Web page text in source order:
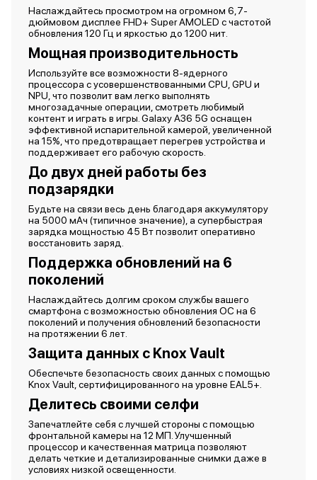
Наслаждайтесь просмотром на огромном 6,7-
дюймовом дисплее FHD+ Super AMOLED с частотой
обновления 120 Гц и яркостью до 1200 нит.
Мощная производительность
Используйте все возможности 8-ядерного
процессора с усовершенствованными CPU, GPU и
NPU, что позволит вам легко выполнять
многозадачные операции, смотреть любимый
контент и играть в игры. Galaxy A36 5G оснащен
эффективной испарительной камерой, увеличенной
на 15%, что предотвращает перегрев устройства и
поддерживает его рабочую скорость.
До двух дней работы без
подзарядки
Будьте на связи весь день благодаря аккумулятору
на 5000 мАч (типичное значение), а супербыстрая
зарядка мощностью 45 Вт позволит оперативно
восстановить заряд.
Поддержка обновлений на 6
поколений
Наслаждайтесь долгим сроком службы вашего
смартфона с возможностью обновления ОС на 6
поколений и получения обновлений безопасности
на протяжении 6 лет.
Защита данных с Knox Vault
Обеспечьте безопасность своих данных с помощью
Knox Vault, сертифицированного на уровне EAL5+.
Делитесь своими селфи
Запечатлейте себя с лучшей стороны с помощью
фронтальной камеры на 12 МП. Улучшенный
процессор и качественная матрица позволяют
делать четкие и детализированные снимки даже в
условиях низкой освещенности.